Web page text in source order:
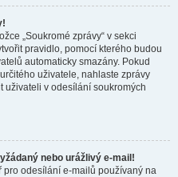
„Soukromé zprávy“ v sekci
pravidlo, pomocí kterého budou
automaticky smazány. Pokud
uživatele, nahlaste zprávy
uživateli v odesílání soukromých
nebo urážlivý e-mail!
pro odesílání e-mailů používaný na